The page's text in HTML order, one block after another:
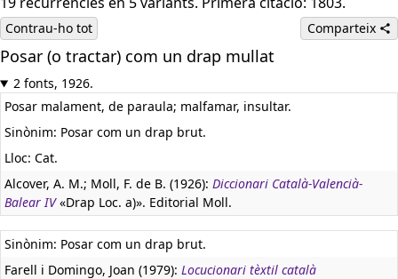
Contrau-ho tot Comparteix
Posar (o tractar) com un drap mullat
2 fonts, 1926.
Posar malament, de paraula; malfamar, insultar.
Sinònim: Posar com un drap brut.
Lloc: Cat.
Alcover, A. M.; Moll, F. de B. (1926): Diccionari Català-Valencià-
Balear IV«Drap Loc. a)». Editorial Moll.
Sinònim: Posar com un drap brut.
Farell i Domingo, Joan (1979): Locucionari tèxtil català